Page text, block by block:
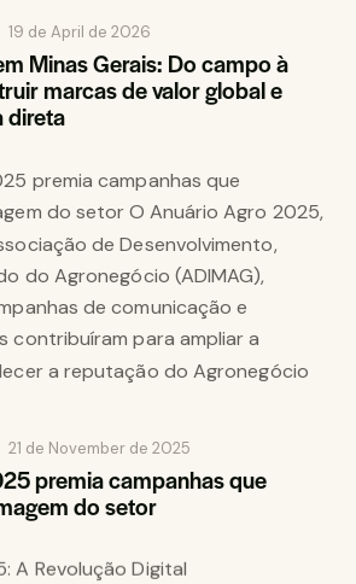
19 de April de 2026
Minas Gerais: Do campo à
marcas de valor global e
direta
21 de November de 2025
premia campanhas que
do setor